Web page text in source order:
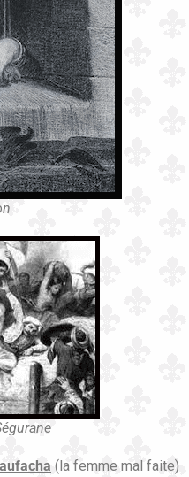
(la femme mal faite)